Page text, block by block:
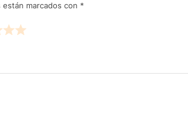
marcados con *